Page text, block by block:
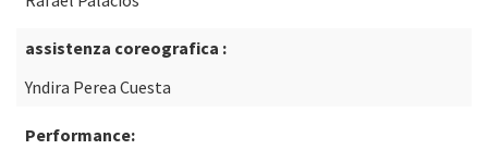
assistenza coreografica :
Yndira Perea Cuesta
Performance: